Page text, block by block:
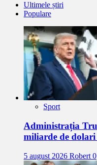
Ultimele știri
Populare
Sport
Administrația
miliarde de
5 august 2026 Robert 0